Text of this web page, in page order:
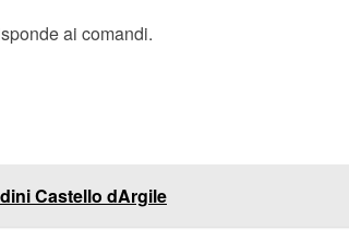
ai comandi.
Castello dArgile